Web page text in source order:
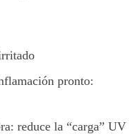
pronto:
reduce la “carga” UV